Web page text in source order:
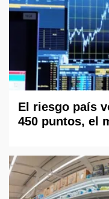
El riesgo país
450 puntos, el